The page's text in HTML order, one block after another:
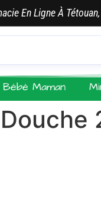
En Ligne À
Bébé Maman